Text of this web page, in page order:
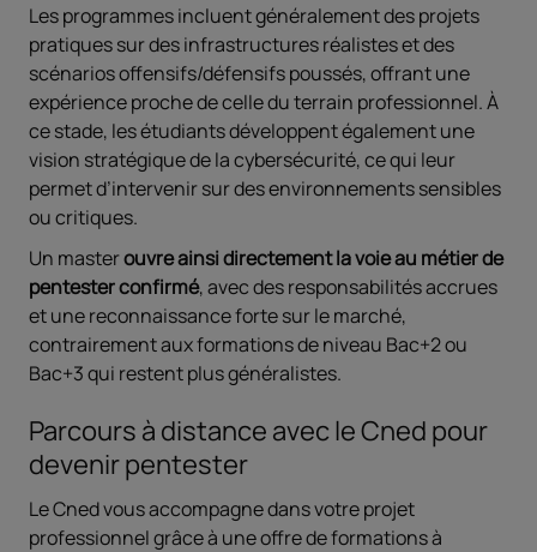
Les programmes incluent généralement des projets
pratiques sur des infrastructures réalistes et des
scénarios offensifs/défensifs poussés, offrant une
expérience proche de celle du terrain professionnel. À
ce stade, les étudiants développent également une
vision stratégique de la cybersécurité, ce qui leur
permet d’intervenir sur des environnements sensibles
ou critiques.
Un masterouvre ainsi directement la voie au métier de
pentester confirmé, avec des responsabilités accrues
et une reconnaissance forte sur le marché,
contrairement aux formations de niveau Bac+2 ou
Bac+3 qui restent plus généralistes.
Parcours à distance avec le Cned pour
devenir pentester
Le Cned vous accompagne dans votre projet
professionnel grâce à une offre de formations à